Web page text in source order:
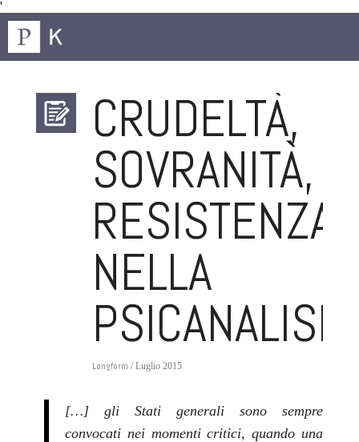
'
CRUDELTÀ,
SOVRANITÀ,
RESISTENZA
NELLA
PSICANALISI
Longform / Luglio 2015
[…] gli Stati generali sono sempre
convocati nei momenti critici, quando una